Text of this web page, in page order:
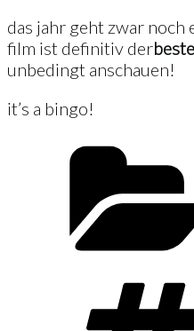
das jahr geht zwar noch
film ist definitiv derbeste
unbedingt anschauen!
it’s a bingo!